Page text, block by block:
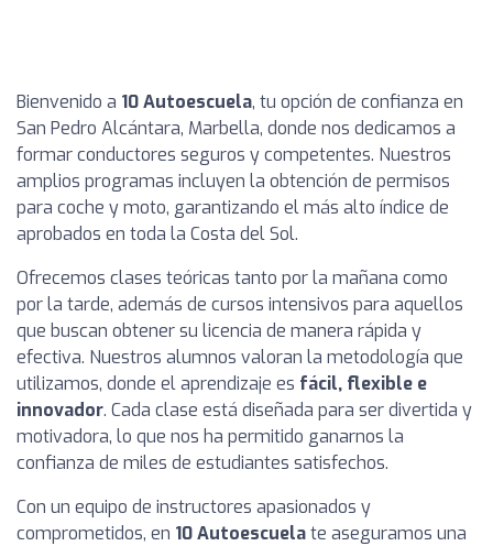
Bienvenido a 10 Autoescuela, tu opción de confianza en
San Pedro Alcántara, Marbella, donde nos dedicamos a
formar conductores seguros y competentes. Nuestros
amplios programas incluyen la obtención de permisos
para coche y moto, garantizando el más alto índice de
aprobados en toda la Costa del Sol.
Ofrecemos clases teóricas tanto por la mañana como
por la tarde, además de cursos intensivos para aquellos
que buscan obtener su licencia de manera rápida y
efectiva. Nuestros alumnos valoran la metodología que
utilizamos, donde el aprendizaje es fácil, flexible e
innovador. Cada clase está diseñada para ser divertida y
motivadora, lo que nos ha permitido ganarnos la
confianza de miles de estudiantes satisfechos.
Con un equipo de instructores apasionados y
comprometidos, en 10 Autoescuelate aseguramos una